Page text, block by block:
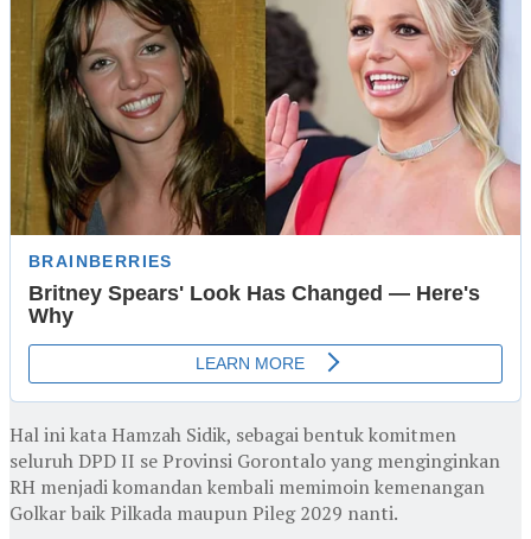
Hal ini kata Hamzah Sidik, sebagai bentuk komitmen
seluruh DPD II se Provinsi Gorontalo yang menginginkan
RH menjadi komandan kembali memimoin kemenangan
Golkar baik Pilkada maupun Pileg 2029 nanti.